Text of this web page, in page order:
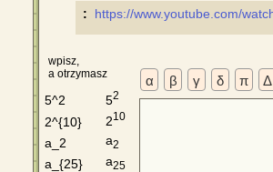
: https://www.youtube.com/
α β γ δ π Δ
wpisz,
a otrzymasz
5^2 52
2^{10} 210
a_2 a2
a_{25} a25